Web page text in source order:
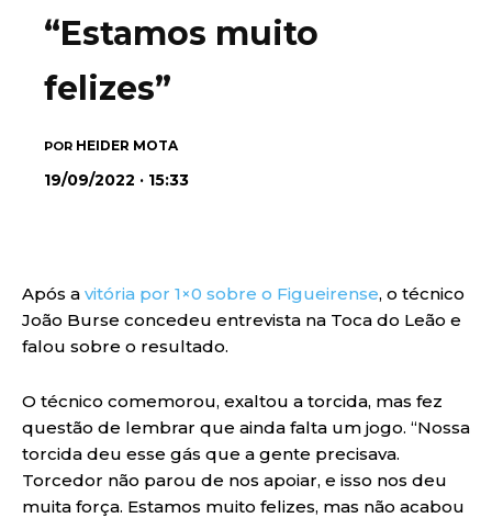
“Estamos muito
felizes”
POR HEIDER MOTA
19/09/2022 · 15:33
Após a vitória por 1×0 sobre o Figueirense, o técnico
João Burse concedeu entrevista na Toca do Leão e
falou sobre o resultado.
O técnico comemorou, exaltou a torcida, mas fez
questão de lembrar que ainda falta um jogo. “Nossa
torcida deu esse gás que a gente precisava.
Torcedor não parou de nos apoiar, e isso nos deu
muita força. Estamos muito felizes, mas não acabou